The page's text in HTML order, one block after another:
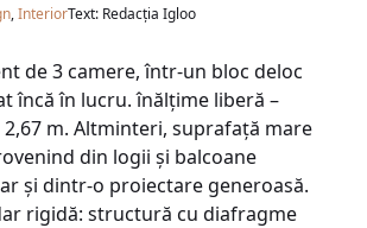
,InteriorText: Redacția Igloo
de 3 camere, într-un bloc deloc
încă în lucru. înălţime liberă –
m. Altminteri, suprafaţă mare
din logii şi balcoane
şi dintr-o proiectare generoasă.
rigidă: structură cu diafragme